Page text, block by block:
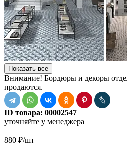
Показать все
Внимание! Бордюры и декоры
продаются.
ID товара: 00002547
уточняйте у менеджера
880 ₽/шт